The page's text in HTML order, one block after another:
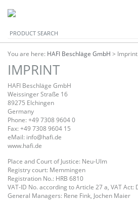
You are here: HAFI Beschläge GmbH > Imprint
IMPRINT
HAFI Beschläge GmbH
Weissinger Straße 16
89275 Elchingen
Germany
Phone: +49 7308 9604 0
Fax: +49 7308 9604 15
eMail: info@hafi.de
www.hafi.de
Place and Court of Justice: Neu-Ulm
Registry court: Memmingen
Registration No.: HRB 6810
VAT-ID No. according to Article 27 a, VAT Act:
General Managers: Rene Fink, Jochen Maier